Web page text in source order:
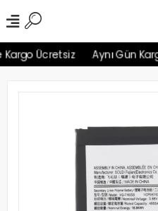
Ücretsiz Aynı Gün Kargo